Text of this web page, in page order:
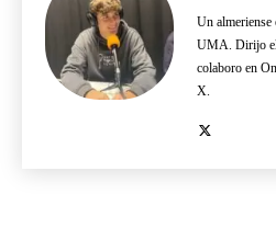
Un almeriense
UMA. Dirijo el
colaboro en
X.